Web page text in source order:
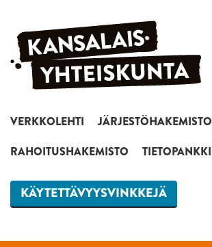
Siirry sisältöön
VERKKOLEHTI
JÄRJESTÖHAKEMISTO
RAHOITUSHAKEMISTO
TIETOPANKKI
KÄYTETTÄVYYSVINKKEJÄ